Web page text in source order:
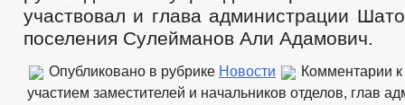
участвовал и глава администрации
поселения Сулейманов Али Адамович.
Опубликовано в рубрике Новости Комментарии
участием заместителей и начальников отделов, глав